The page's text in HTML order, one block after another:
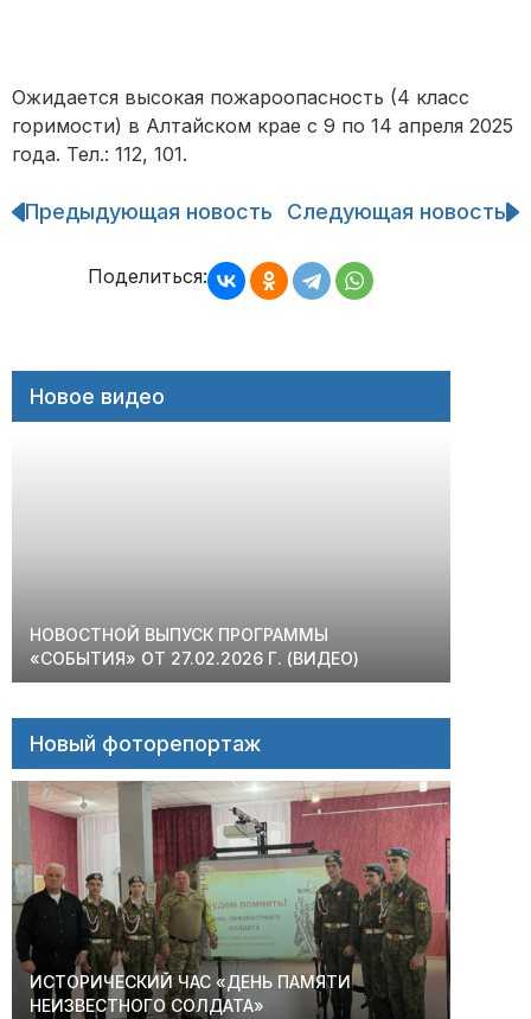
Ожидается высокая пожароопасность (4 класс
горимости) в Алтайском крае с 9 по 14 апреля 2025
года. Тел.: 112, 101.
Навигация
записям
Предыдующая новость Следующая новость
Поделиться:
Новое видео
НОВОСТНОЙ ВЫПУСК ПРОГРАММЫ
«СОБЫТИЯ» ОТ 27.02.2026 Г. (ВИДЕО)
Новый фоторепортаж
ИСТОРИЧЕСКИЙ ЧАС «ДЕНЬ ПАМЯТИ
НЕИЗВЕСТНОГО СОЛДАТА»